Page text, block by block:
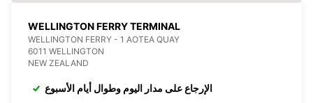
WELLINGTON FERRY TERMINAL
WELLINGTON FERRY - 1 AOTEA QUAY
6011 WELLINGTON
NEW ZEALAND
الإرجاع على مدار اليوم وطوال أيام الأسبوع